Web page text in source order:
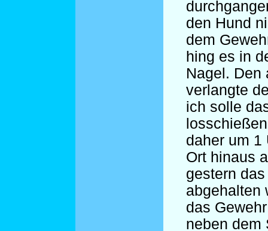
den Hund
dem
hing es in
Nagel. Den
verlangte
ich solle
daher um 1
Ort hinaus
gestern
abgehalten
das
neben dem